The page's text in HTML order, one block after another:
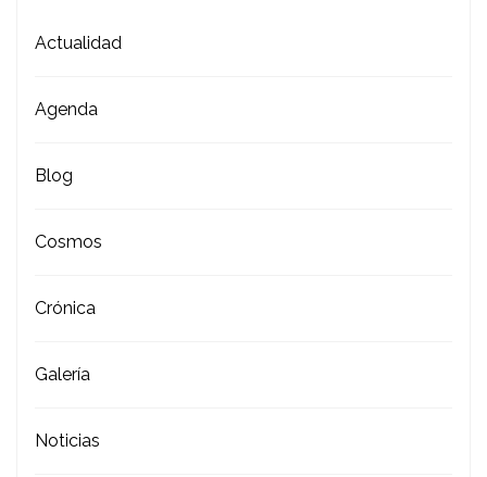
Actualidad
Agenda
Blog
Cosmos
Crónica
Galería
Noticias